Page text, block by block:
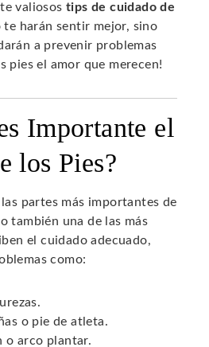
valiosos tips de cuidado de
te harán sentir mejor, sino
a prevenir problemas
pies el amor que merecen!
Importante el
los Pies?
las partes más importantes de
también una de las más
el cuidado adecuado,
como:
o pie de atleta.
o arco plantar.